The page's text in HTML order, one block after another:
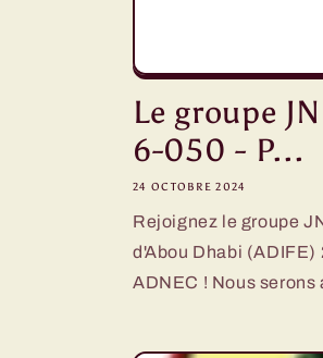
Le groupe
6-050 - P...
24 OCTOBRE 2024
Rejoignez le groupe
d'Abou Dhabi (ADIFE)
ADNEC ! Nous serons